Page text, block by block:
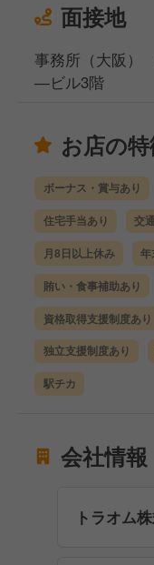
面接地
事務所（大阪）
―ビル3階
お店の
ボーナス・賞与あり
住宅手当あり 交
月8日以上休み 年
賄い・食事補助あり
資格取得支援制度あり
独立支援制度あり
駅チカ
会社情報
トラオム